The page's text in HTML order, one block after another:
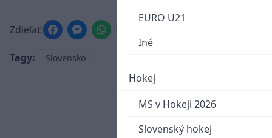
EURO U21
Iné
Hokej
MS v Hokeji 2026
Slovenský hokej
Zdieľať:
Tagy: Slovensko